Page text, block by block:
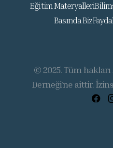
Eğitim Materyalleri
Basında Biz
© 2025. Tüm
Derneği'ne aittir.